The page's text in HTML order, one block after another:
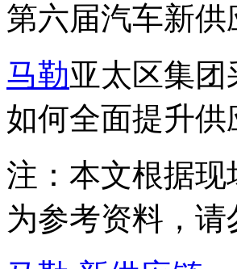
第六届汽车新供
马勒亚太区集
如何全面提升
注：本文根据
为参考资料，请